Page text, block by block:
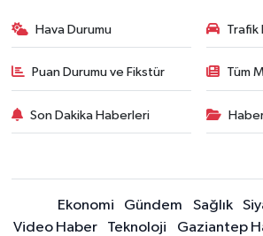
Hava Durumu Trafik
Puan Durumu ve Fikstür Tüm
Son Dakika Haberleri
Ekonomi Gündem Sağlık
Video Haber
Teknoloji Gaziantep